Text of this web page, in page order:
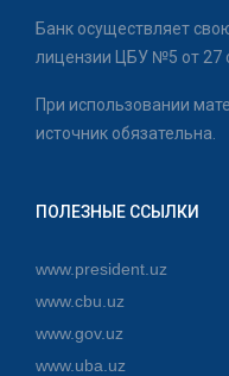
Банк осуществляет
лицензии ЦБУ №5 от 27
При использовании
источник обязательна.
ПОЛЕЗНЫЕ ССЫЛКИ
www.president.uz
www.cbu.uz
www.gov.uz
www.uba.uz